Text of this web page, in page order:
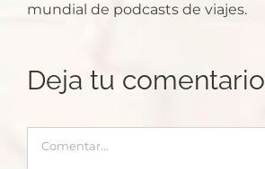
mundial de podcasts de viajes.
Deja tu comentario
Comentar